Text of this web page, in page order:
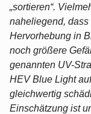
„sortieren“.
naheliegend,
Hervorhebung in
noch größere
genannten UV-
HEV Blue Light
gleichwertig
Einschätzung ist